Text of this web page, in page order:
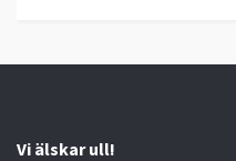
Vi älskar ull!